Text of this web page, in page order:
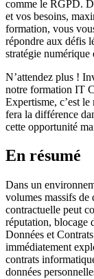
comme le RGPD.
et vos besoins,
formation, vous
répondre aux défis
stratégie
N’attendez plus !
notre formation IT
Expertisme, c’est
fera la différence
cette opportunité
En résumé
Dans un
volumes massifs de
contractuelle peut
réputation, blocage
Données et
immédiatement
contrats
données